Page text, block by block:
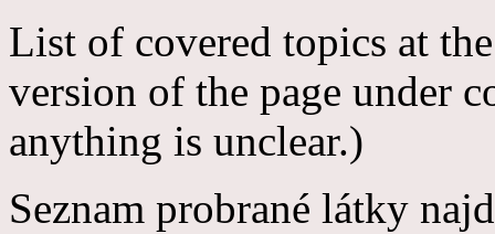
List of covered topics at
version of the page under
anything is unclear.)
Seznam probrané látky